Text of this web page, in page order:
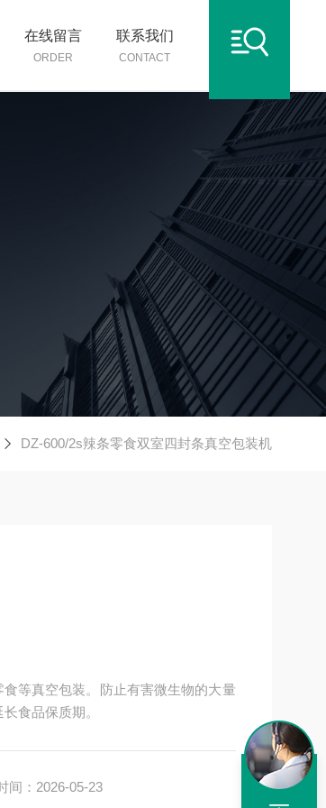
在线留言
ORDER
联系我们
CONTACT
DZ-600/2s辣条零食双室四封条真空包装机
等真空包装。防止有害微生物的大量
食品保质期。
间：2026-05-23